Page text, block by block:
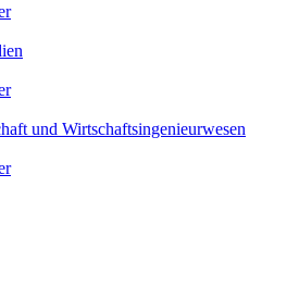
und Wirtschaftsingenieurwesen